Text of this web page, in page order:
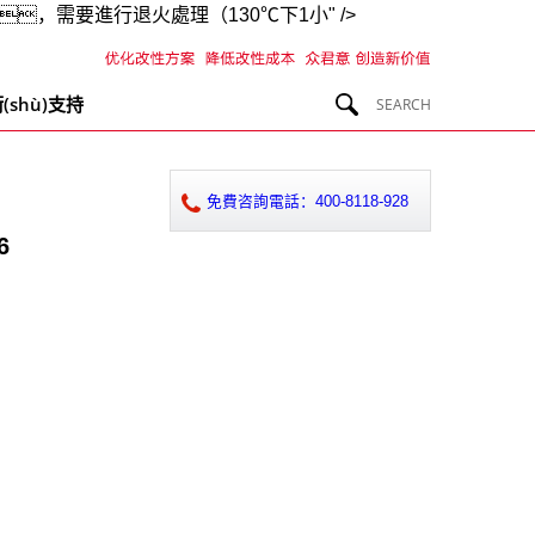
，需要進行退火處理（130℃下1小" />
支持
免費咨詢電話：400-8118-928